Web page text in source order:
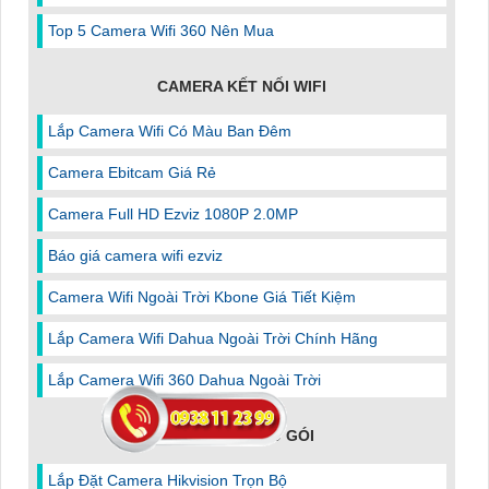
Top 5 Camera Wifi 360 Nên Mua
CAMERA KẾT NỐI WIFI
Lắp Camera Wifi Có Màu Ban Đêm
Camera Ebitcam Giá Rẻ
Camera Full HD Ezviz 1080P 2.0MP
Báo giá camera wifi ezviz
Camera Wifi Ngoài Trời Kbone Giá Tiết Kiệm
Lắp Camera Wifi Dahua Ngoài Trời Chính Hãng
Lắp Camera Wifi 360 Dahua Ngoài Trời
CAMERA THEO GÓI
Lắp Đặt Camera Hikvision Trọn Bộ